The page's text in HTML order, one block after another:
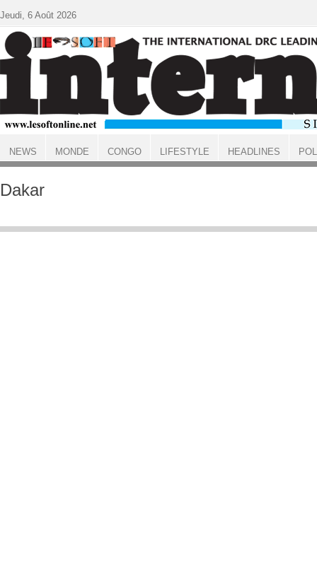
ACCUEIL
Dakar
Jeudi, 6 Août 2026
NEWS MONDE CONGO LIFESTYLE HEADLINES